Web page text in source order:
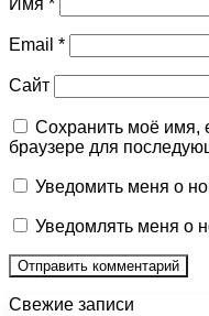
Имя *
Email *
Сайт
Сохранить моё имя,
браузере для
Уведомить меня о
Уведомлять меня о
Свежие записи